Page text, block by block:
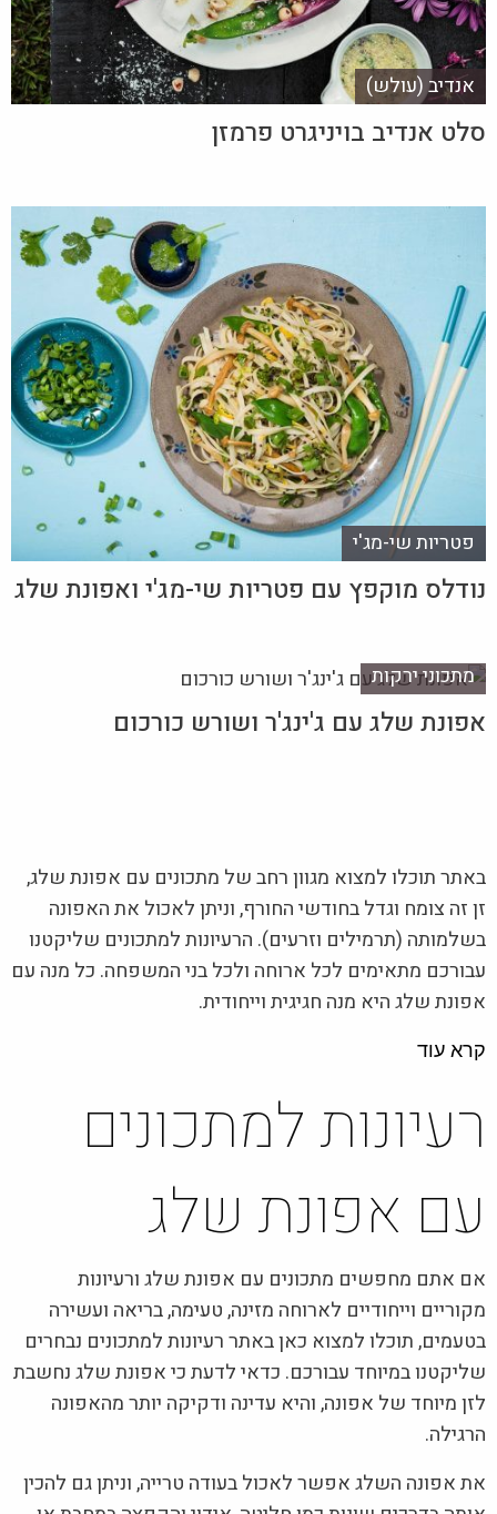
אנדיב (עולש)
סלט אנדיב בויניגרט פרמזן
פטריות שי-מג'י
נודלס מוקפץ עם פטריות שי-מג'י ואפונת שלג
מתכוני ירקות
אפונת שלג עם ג'ינג'ר ושורש כורכום
באתר תוכלו למצוא מגוון רחב של מתכונים עם אפונת שלג,
זן זה צומח וגדל בחודשי החורף, וניתן לאכול את האפונה
בשלמותה (תרמילים וזרעים). הרעיונות למתכונים שליקטנו
עבורכם מתאימים לכל ארוחה ולכל בני המשפחה. כל מנה עם
אפונת שלג היא מנה חגיגית וייחודית.
קרא עוד
רעיונות למתכונים
עם אפונת שלג
אם אתם מחפשים מתכונים עם אפונת שלג ורעיונות
מקוריים וייחודיים לארוחה מזינה, טעימה, בריאה ועשירה
בטעמים, תוכלו למצוא כאן באתר רעיונות למתכונים נבחרים
שליקטנו במיוחד עבורכם. כדאי לדעת כי אפונת שלג נחשבת
לזן מיוחד של אפונה, והיא עדינה ודקיקה יותר מהאפונה
הרגילה.
את אפונה השלג אפשר לאכול בעודה טרייה, וניתן גם להכין